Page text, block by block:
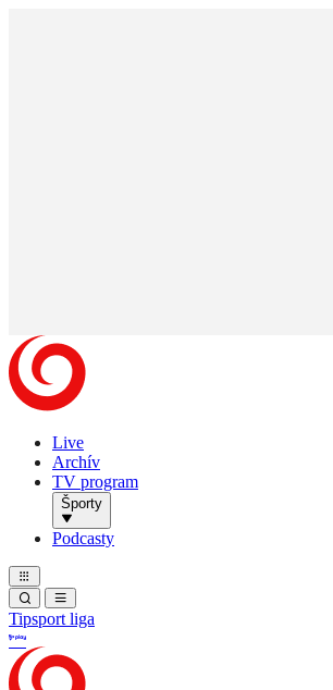
Live
Archív
TV program
Športy
Podcasty
Tipsport liga